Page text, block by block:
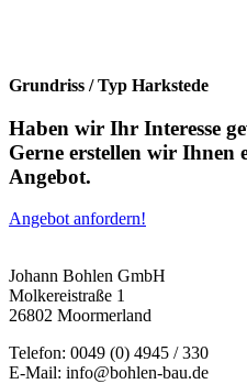
Grundriss / Typ Harkstede
Haben wir Ihr Interesse
Gerne erstellen wir Ihnen
Angebot.
Angebot anfordern!
Johann Bohlen GmbH
Molkereistraße 1
26802 Moormerland
Telefon: 0049 (0) 4945 / 330
E-Mail: info@bohlen-bau.de